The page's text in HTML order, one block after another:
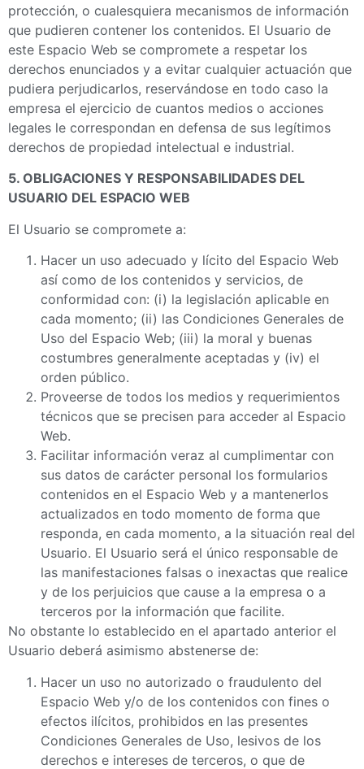
protección, o cualesquiera mecanismos de información
que pudieren contener los contenidos. El Usuario de
este Espacio Web se compromete a respetar los
derechos enunciados y a evitar cualquier actuación que
pudiera perjudicarlos, reservándose en todo caso la
empresa el ejercicio de cuantos medios o acciones
legales le correspondan en defensa de sus legítimos
derechos de propiedad intelectual e industrial.
5. OBLIGACIONES Y RESPONSABILIDADES DEL
USUARIO DEL ESPACIO WEB
El Usuario se compromete a:
Hacer un uso adecuado y lícito del Espacio Web
así como de los contenidos y servicios, de
conformidad con: (i) la legislación aplicable en
cada momento; (ii) las Condiciones Generales de
Uso del Espacio Web; (iii) la moral y buenas
costumbres generalmente aceptadas y (iv) el
orden público.
Proveerse de todos los medios y requerimientos
técnicos que se precisen para acceder al Espacio
Web.
Facilitar información veraz al cumplimentar con
sus datos de carácter personal los formularios
contenidos en el Espacio Web y a mantenerlos
actualizados en todo momento de forma que
responda, en cada momento, a la situación real del
Usuario. El Usuario será el único responsable de
las manifestaciones falsas o inexactas que realice
y de los perjuicios que cause a la empresa o a
terceros por la información que facilite.
No obstante lo establecido en el apartado anterior el
Usuario deberá asimismo abstenerse de:
Hacer un uso no autorizado o fraudulento del
Espacio Web y/o de los contenidos con fines o
efectos ilícitos, prohibidos en las presentes
Condiciones Generales de Uso, lesivos de los
derechos e intereses de terceros, o que de